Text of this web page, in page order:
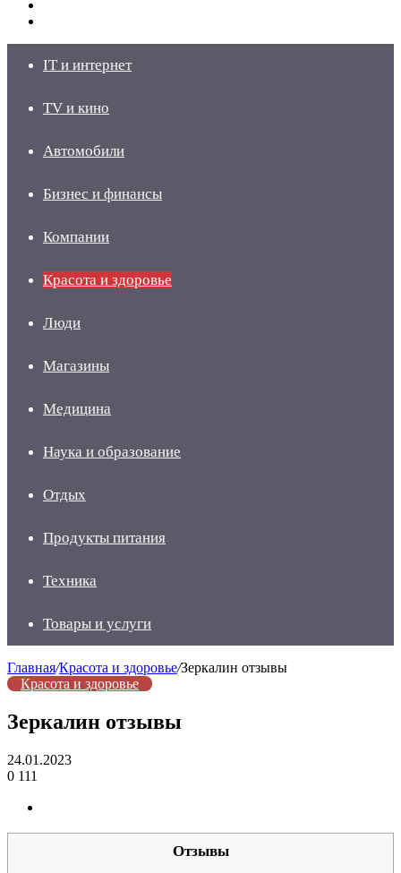
IT и интернет
TV и кино
Автомобили
Бизнес и финансы
Компании
Красота и здоровье
Люди
Магазины
Медицина
Наука и образование
Отдых
Продукты питания
Техника
Товары и услуги
Главная/Красота и здоровье/Зеркалин отзывы
Красота и здоровье
Зеркалин отзывы
24.01.2023
0 111
Отзывы